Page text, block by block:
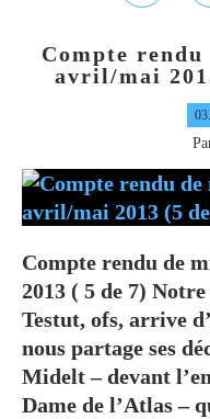
Compte
avril/mai
Compte rendu de
2013 ( 5 de 7)
Testut, ofs, arrive
nous partage ses
Midelt – devant
Dame de l’Atlas –